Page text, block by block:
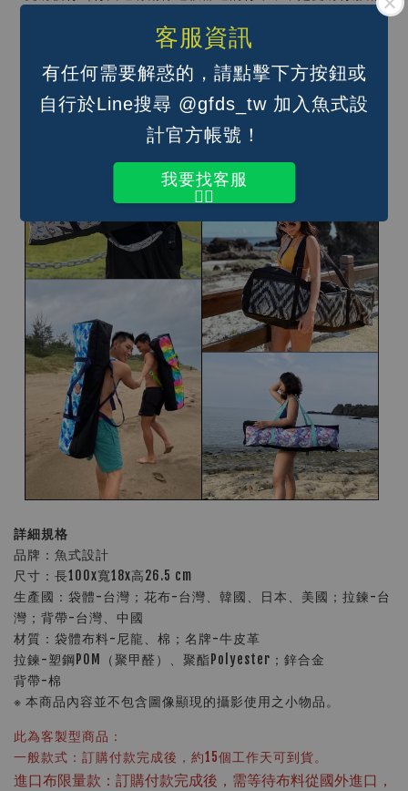
客服資訊
有任何需要解惑的，請點擊下方按鈕或
自行於Line搜尋 @gfds_tw 加入魚式設
計官方帳號！
我要找客服
👆🏽
手提（單肩背帶調到最短即可）
詳細規格
品牌：魚式設計
尺寸：長100x寬18x高26.5 cm
生產國：袋體-台灣；花布-台灣、韓國、日本、美國；拉鍊-台
灣；背帶-台灣、中國
材質：袋體布料-尼龍、棉；名牌-牛皮革
拉鍊-塑鋼POM（聚甲醛）、聚酯Polyester；鋅合金
背帶-棉
※ 本商品內容並不包含圖像顯現的攝影使用之小物品。
此為客製型商品：
一般款式：訂購付款完成後，約15個工作天可到貨。
進口布限量款：訂購付款完成後，需等待布料從國外進口，